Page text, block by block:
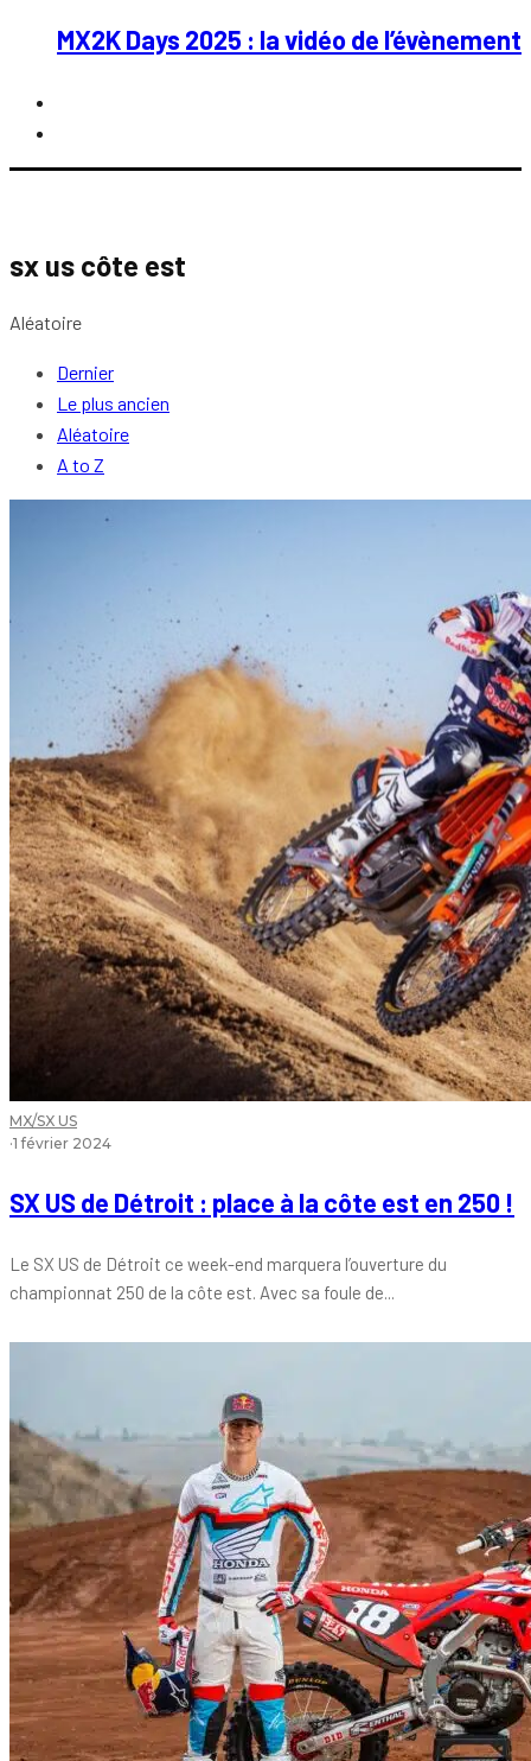
MX2K Days 2025 : la vidéo de l’évènement
sx us côte est
Aléatoire
Dernier
Le plus ancien
Aléatoire
A to Z
MX/SX US
·1 février 2024
SX US de Détroit : place à la côte est en 250 !
Le SX US de Détroit ce week-end marquera l’ouverture du
championnat 250 de la côte est. Avec sa foule de...